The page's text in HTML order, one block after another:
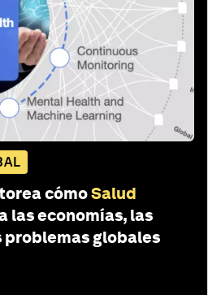
cómoSalud
las economías, las
problemas globales